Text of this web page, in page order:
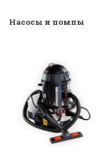
Насосы и помпы